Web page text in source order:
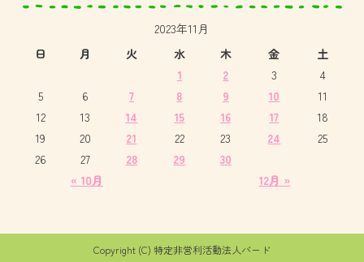
2023年11月
日
月 火 水 木 金 土
« 10月 12月 »
1 2 3
4
5
6 7 8 9 10
11
12
13 14 15 16 17
18
19
20 21 22 23 24
25
26
27 28 29 30
Copyright (C) 特定非営利活動法人バード